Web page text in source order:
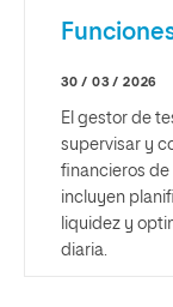
30 / 03 / 2026
El gestor de
supervisar y
financieros de
incluyen
liquidez y
diaria.